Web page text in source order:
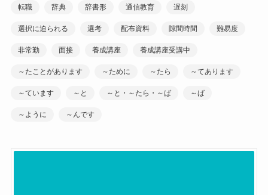
転職 辞典 辞書形 通信教育 遅刻
選択に迫られる 選考 配布資料 隙間時間 難易度
非常勤 面接 養成講座 養成講座受講中
～たことがあります ～ために ～たら ～てあります
～ています ～と ～と・～たら・～ば ～ば
～ように ～んです